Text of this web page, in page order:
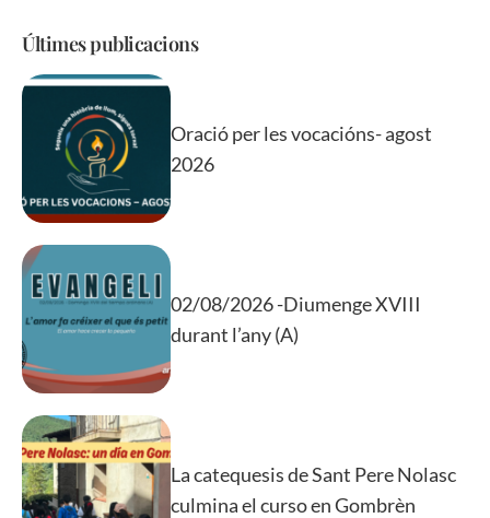
Últimes publicacions
Oració per les vocacións- agost
2026
02/08/2026 -Diumenge XVIII
durant l’any (A)
La catequesis de Sant Pere Nolasc
culmina el curso en Gombrèn